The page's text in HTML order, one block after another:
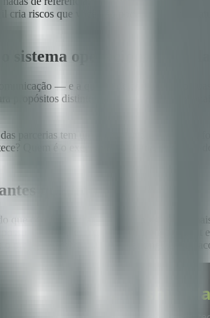
cria riscos que você não pode mitigar
sistema operacional do
— e a quebra de comunicação
propósitos distintos: atualizações
parcerias tem um mecanismo de
Quem é o executivo nomeado de cada
que importe
consigo contar, e o defeito estrutural
o código escrito durante o
projeto envolve machine learning? O que